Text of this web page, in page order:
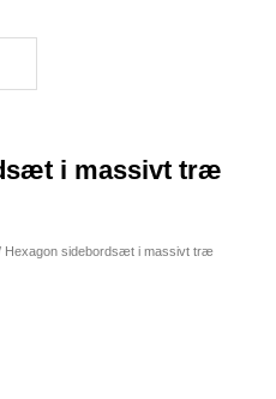
i massivt træ
sidebordsæt i massivt træ